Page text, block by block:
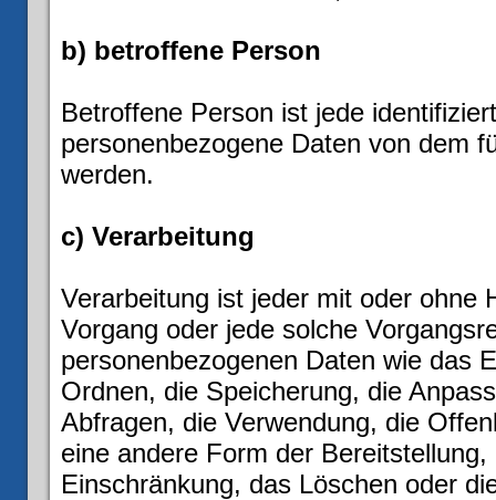
b) betroffene Person
Betroffene Person ist jede
personenbezogene Daten von dem
werden.
c) Verarbeitung
Verarbeitung ist jeder mit oder ohne
Vorgang oder jede solche
personenbezogenen Daten wie das
Ordnen, die Speicherung, die
Abfragen, die Verwendung, die
eine andere Form der
Einschränkung, das Löschen oder